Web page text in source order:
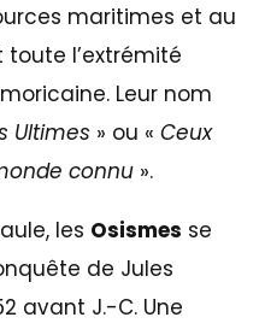
maritimes et au
l’extrémité
Leur nom
Ultimes » ou « Ceux
connu ».
les Osismes se
de Jules
avant J.-C. Une